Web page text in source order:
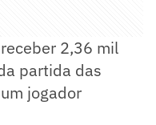
2,36 mil
partida das
jogador